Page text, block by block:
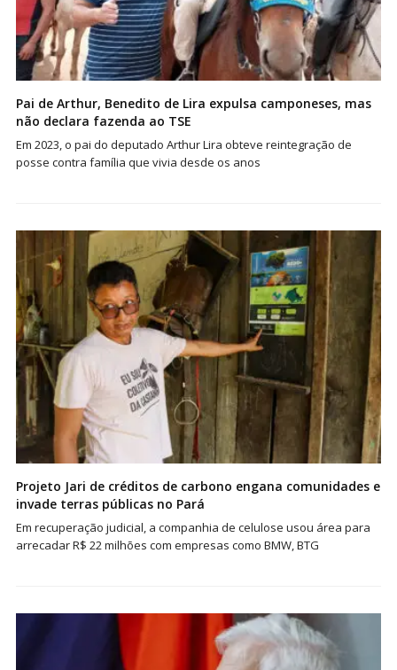
Pai de Arthur, Benedito de Lira expulsa camponeses, mas
não declara fazenda ao TSE
Em 2023, o pai do deputado Arthur Lira obteve reintegração de
posse contra família que vivia desde os anos
Projeto Jari de créditos de carbono engana comunidades e
invade terras públicas no Pará
Em recuperação judicial, a companhia de celulose usou área para
arrecadar R$ 22 milhões com empresas como BMW, BTG